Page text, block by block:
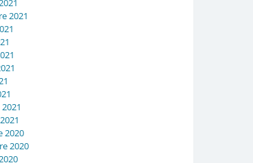
2021
2020
2020